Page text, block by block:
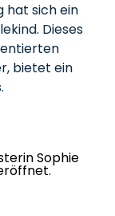
hat sich ein
Dieses
bietet ein